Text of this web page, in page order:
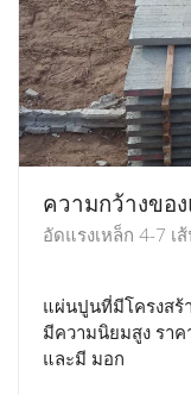
ความกว้างขอ
อัดแรงเหล็ก 4-7 เ
แผ่นปูนที่มีโครงสร้
มีความนิยมสูง รา
และมี มอก